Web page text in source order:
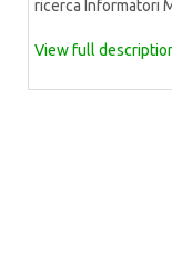
ricerca Informatori
View full